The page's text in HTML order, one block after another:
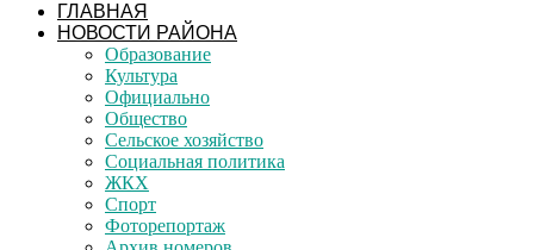
ГЛАВНАЯ
НОВОСТИ РАЙОНА
Образование
Культура
Официально
Общество
Сельское хозяйство
Социальная политика
ЖКХ
Спорт
Фоторепортаж